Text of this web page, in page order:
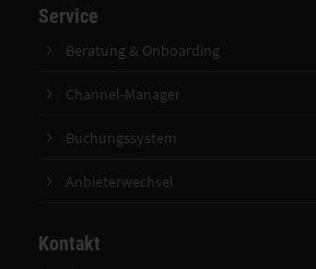
Service
Beratung & Onboarding
Channel-Manager
Buchungssystem
Anbieterwechsel
Kontakt